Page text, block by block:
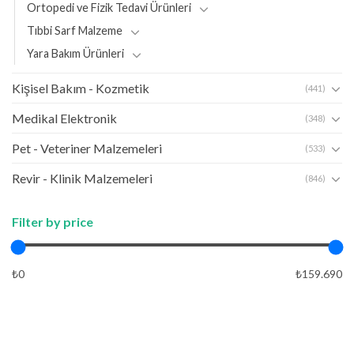
Ortopedi ve Fizik Tedavi Ürünleri
Tıbbi Sarf Malzeme
Yara Bakım Ürünleri
Kişisel Bakım - Kozmetik (441)
Medikal Elektronik (348)
Pet - Veteriner Malzemeleri (533)
Revir - Klinik Malzemeleri (846)
Filter by price
₺0 ₺159.690